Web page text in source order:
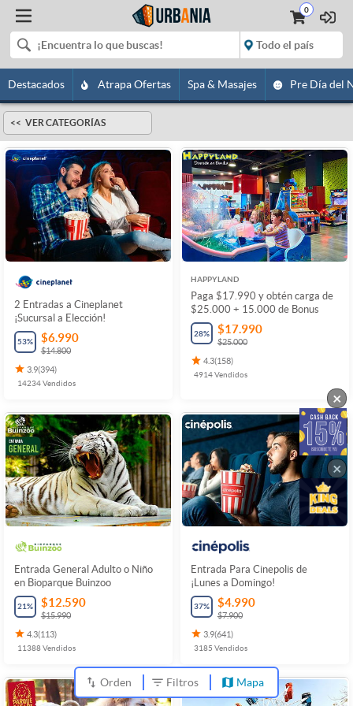
0
Destacados Atrapa Ofertas Spa & Masajes Pre Día del
VER CATEGORÍAS
2 Entradas a Cineplanet
¡Sucursal a Elección!
53% $6.990
$14.800
3.9(394)
14234Vendidos
HAPPYLAND
Paga $17.990 y obtén carga de
$25.000 + 15.000 de Bonus
28% $17.990
$25.000
4.3(158)
4914Vendidos
Entrada General Adulto o Niño
en Bioparque Buinzoo
21% $12.590
$15.990
4.3(113)
11388Vendidos
Entrada Para Cinepolis de
¡Lunes a Domingo!
37% $4.990
$7.900
3.9(641)
3185 Vendidos
Orden Filtros Mapa
×
×